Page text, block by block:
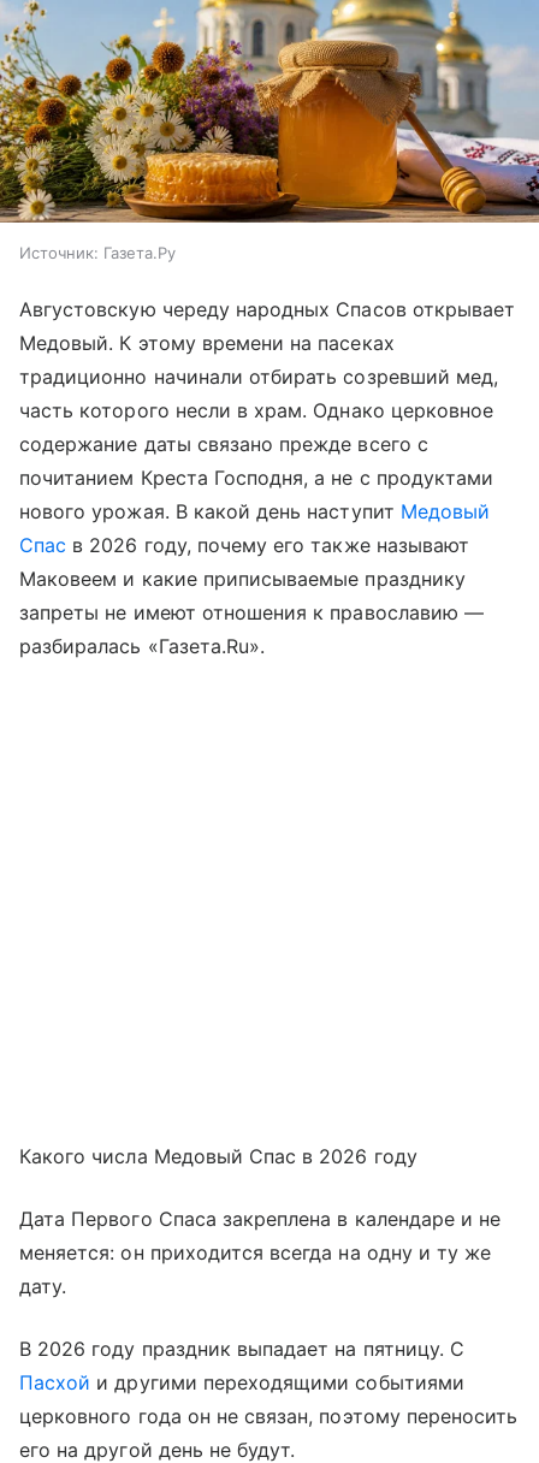
Источник: Газета.Ру
Августовскую череду народных Спасов открывает
Медовый. К этому времени на пасеках
традиционно начинали отбирать созревший мед,
часть которого несли в храм. Однако церковное
содержание даты связано прежде всего с
почитанием Креста Господня, а не с продуктами
нового урожая. В какой день наступит Медовый
Спас в 2026 году, почему его также называют
Маковеем и какие приписываемые празднику
запреты не имеют отношения к православию —
разбиралась «Газета.Ru».
Какого числа Медовый Спас в 2026 году
Дата Первого Спаса закреплена в календаре и не
меняется: он приходится всегда на одну и ту же
дату.
В 2026 году праздник выпадает на пятницу. С
Пасхой и другими переходящими событиями
церковного года он не связан, поэтому переносить
его на другой день не будут.